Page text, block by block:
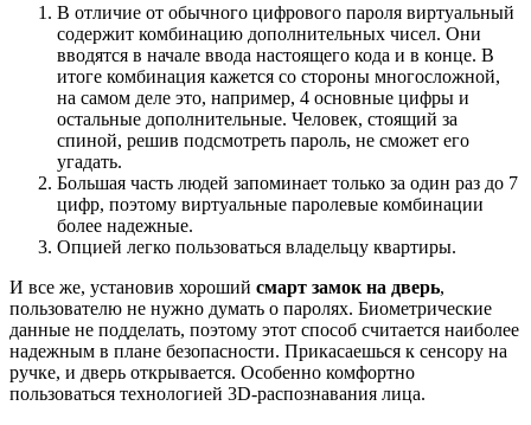
В отличие от обычного цифрового пароля виртуальный
содержит комбинацию дополнительных чисел. Они
вводятся в начале ввода настоящего кода и в конце. В
итоге комбинация кажется со стороны многосложной,
на самом деле это, например, 4 основные цифры и
остальные дополнительные. Человек, стоящий за
спиной, решив подсмотреть пароль, не сможет его
угадать.
Большая часть людей запоминает только за один раз до 7
цифр, поэтому виртуальные паролевые комбинации
более надежные.
Опцией легко пользоваться владельцу квартиры.
И все же, установив хороший смарт замок на дверь,
пользователю не нужно думать о паролях. Биометрические
данные не подделать, поэтому этот способ считается наиболее
надежным в плане безопасности. Прикасаешься к сенсору на
ручке, и дверь открывается. Особенно комфортно
пользоваться технологией 3D-распознавания лица.